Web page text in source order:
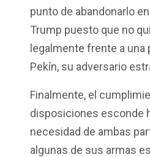
punto de abandonarlo
Trump puesto que no
legalmente frente a una
Pekín, su adversario
Finalmente, el
disposiciones esconde
necesidad de ambas
algunas de sus armas